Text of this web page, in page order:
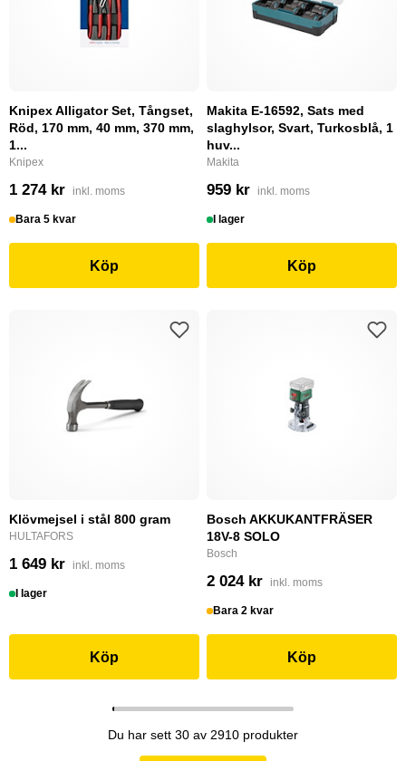
Knipex Alligator Set, Tångset,
Röd, 170 mm, 40 mm, 370 mm,
1...
Knipex
1 274 kr inkl. moms
Bara 5 kvar
Köp
Makita E-16592, Sats med
slaghylsor, Svart, Turkosblå, 1
huv...
Makita
959 kr inkl. moms
I lager
Köp
Klövmejsel i stål 800 gram
HULTAFORS
1 649 kr inkl. moms
I lager
Köp
Bosch AKKUKANTFRÄSER
18V-8 SOLO
Bosch
2 024 kr inkl. moms
Bara 2 kvar
Köp
Du har sett 30 av 2910 produkter